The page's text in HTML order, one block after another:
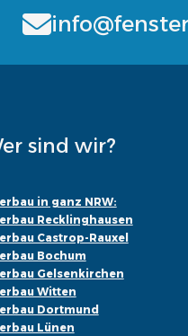
sind wir?
in ganz NRW:
Recklinghausen
Castrop-Rauxel
Bochum
Gelsenkirchen
Witten
Dortmund
Lünen